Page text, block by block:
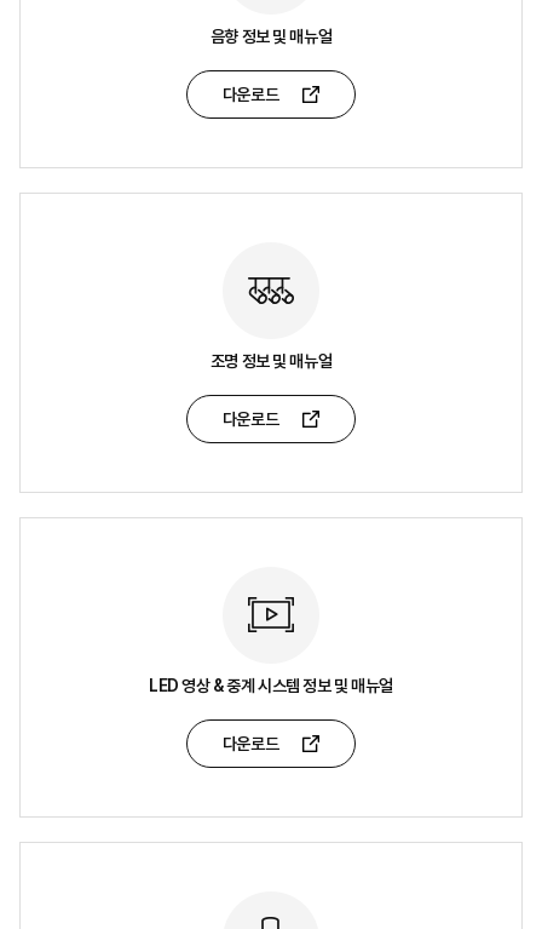
음향 정보 및 매뉴얼
다운로드
조명 정보 및 매뉴얼
다운로드
LED 영상 & 중계 시스템 정보 및 매뉴얼
다운로드